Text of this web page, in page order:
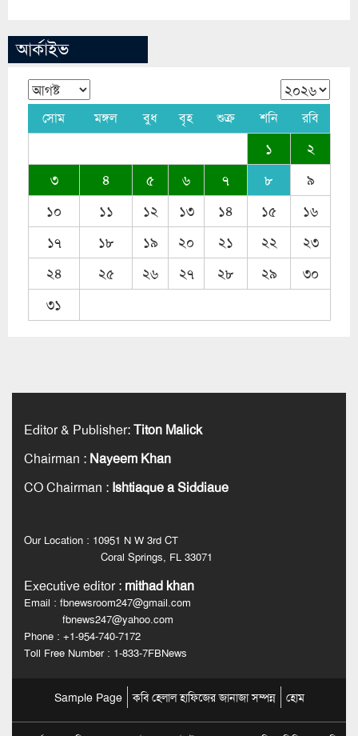
আর্কাইভ
সোম মঙ্গল বুধ বৃহ শুক্র শনি রবি
১
২
৩
৪ ৫ ৬ ৭ ৮
৯
১০
১১ ১২ ১৩ ১৪ ১৫
১৬
১৭
১৮ ১৯ ২০ ২১ ২২
২৩
২৪
২৫ ২৬ ২৭ ২৮ ২৯
৩০
৩১
Editor & Publisher:Titon Malick
Chairman : Nayeem Khan
CO Chairman : Ishtiaque a Siddiaue
Our Location : 10951 N W 3rd CT
Coral Springs, FL 33071
Executive editor: mithad khan
Email : fbnewsroom247@gmail.com
fbnews247@yahoo.com
Phone : +1-954-740-7172
Toll Free Number : 1-833-7FBNews
Sample Page কবি হেলাল হাফিজের জানাজা সম্পন্ন হোম